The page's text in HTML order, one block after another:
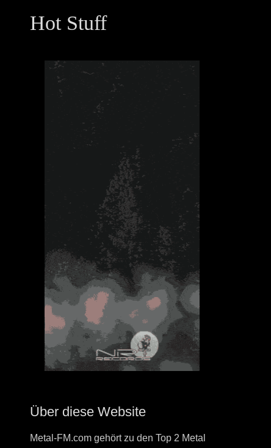
Hot Stuff
Über diese Website
Metal-FM.com gehört zu den Top 2 Metal